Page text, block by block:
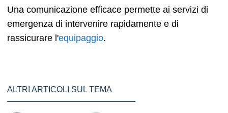
Una comunicazione efficace permette ai servizi di
emergenza di intervenire rapidamente e di
rassicurare l'equipaggio.
ALTRI ARTICOLI SUL TEMA